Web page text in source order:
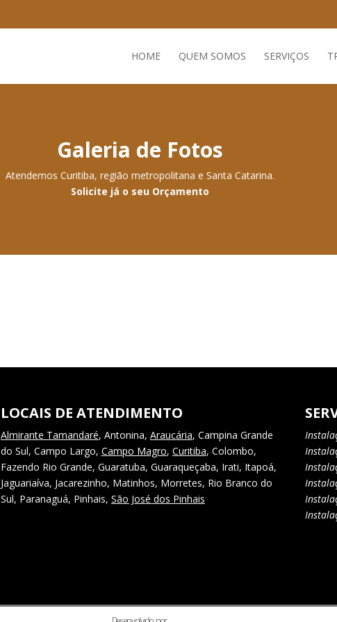
HOME QUEM SOMOS SERVIÇOS
Galeria de Fotos
Atendemos Curitiba, região metropolitana e Santa Catarina.
Solicite já o seu Orçamento
LOCAIS DE ATENDIMENTO
Almirante Tamandaré, Antonina, Araucária, Campina Grande
do Sul, Campo Largo, Campo Magro, Curitiba, Colombo,
Fazendo Rio Grande, Guaratuba, Guaraqueçaba, Irati, Itapoá,
Jaguariaíva, Jacarezinho, Matinhos, Morretes, Rio Branco do
Sul, Paranaguá, Pinhais, São José dos Pinhais